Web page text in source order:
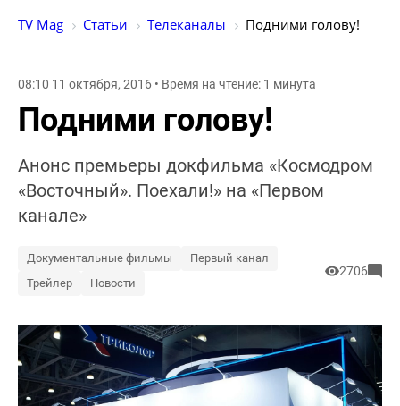
TV Mag Статьи Телеканалы Подними голову!
08:10 11 октября, 2016 • Время на чтение: 1 минута
Подними голову!
Анонс премьеры докфильма «Космодром
«Восточный». Поехали!» на «Первом
канале»
Документальные фильмы
Первый канал
Трейлер
Новости
2706